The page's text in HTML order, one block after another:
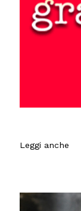
Leggi anche